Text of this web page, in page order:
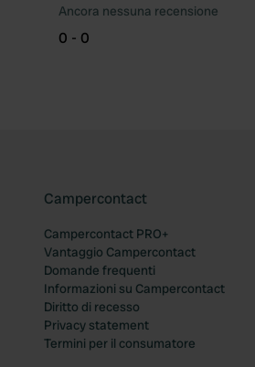
Ancora nessuna recensione
0 - 0
Campercontact
Campercontact PRO+
Vantaggio Campercontact
Domande frequenti
Informazioni su Campercontact
Diritto di recesso
Privacy statement
Termini per il consumatore